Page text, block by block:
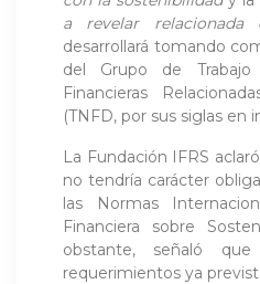
a revelar
desarrollará tomando
del Grupo de Trabajo
Financieras
(TNFD, por sus siglas en
La Fundación IFRS
no tendría carácter
las Normas
Financiera sobre
obstante, señaló
requerimientos ya